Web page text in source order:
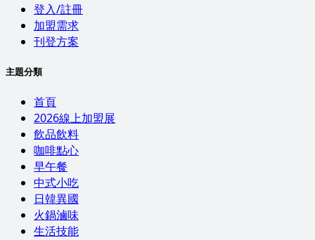
登入/註冊
加盟需求
刊登方案
主題分類
首頁
2026線上加盟展
飲品飲料
咖啡點心
早午餐
中式小吃
日韓異國
火鍋滷味
生活技能